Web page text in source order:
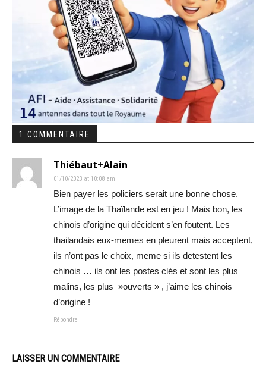
1 COMMENTAIRE
Thiébaut+Alain
01/10/2023 at 10:08 am
Bien payer les policiers serait une bonne chose.
L’image de la Thaïlande est en jeu ! Mais bon, les
chinois d’origine qui décident s’en foutent. Les
thailandais eux-memes en pleurent mais acceptent,
ils n’ont pas le choix, meme si ils detestent les
chinois … ils ont les postes clés et sont les plus
malins, les plus »ouverts » , j’aime les chinois
d’origine !
Répondre
LAISSER UN COMMENTAIRE